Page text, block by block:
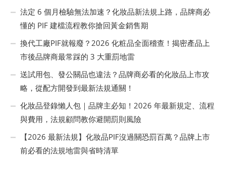
法定 6 個月檢驗無法加速？化妝品新法規上路，品牌商必
懂的 PIF 建檔流程教你搶回黃金銷售期
換代工廠PIF就報廢？2026 化粧品全面稽查！揭密產品上
市後品牌商最常踩的 3 大重罰地雷
送試用包、發公關品也違法？品牌商必看的化妝品上市攻
略，從配方開發到最新法規通關！
化妝品登錄懶人包｜品牌主必知！2026 年最新規定、流程
與費用，法規顧問教你避開罰則風險
【2026 最新法規】化妝品PIF沒過關恐罰百萬？品牌上市
前必看的法規地雷與省時清單